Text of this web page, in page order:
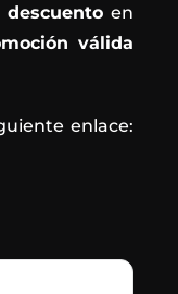
descuentoen
válida
enlace: